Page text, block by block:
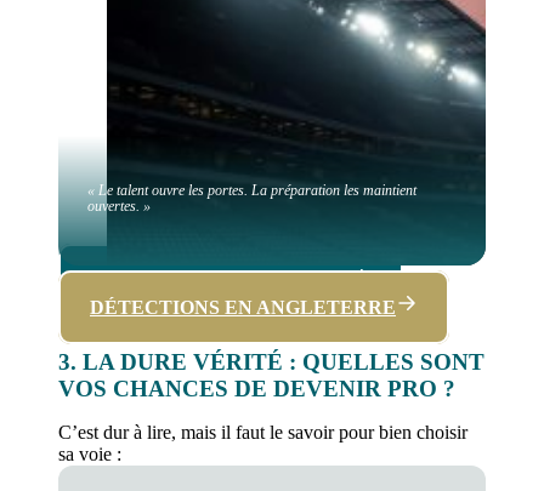
« Le talent ouvre les portes. La préparation les maintient
ouvertes. »
DÉTECTIONS EN ANGLETERRE
3. LA DURE VÉRITÉ : QUELLES SONT
VOS CHANCES DE DEVENIR PRO ?
C’est dur à lire, mais il faut le savoir pour bien choisir
sa voie :